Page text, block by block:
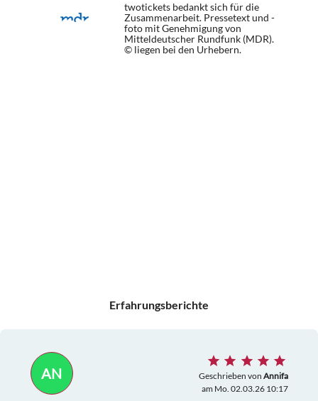
twotickets bedankt sich für die
Zusammenarbeit. Pressetext und -
foto mit Genehmigung von
Mitteldeutscher Rundfunk (MDR).
© liegen bei den Urhebern.
Erfahrungsberichte
AN Geschrieben von Annifa
am Mo. 02.03.26 10:17